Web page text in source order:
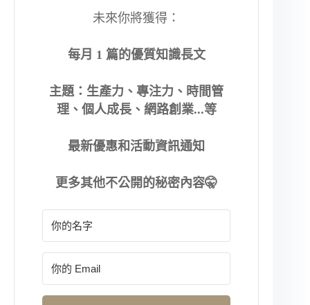
未來你將獲得：
每月 1 篇的優質知識長文
主題：生產力、專注力、時間管
理、個人成長、網路創業...等
最新優惠和活動資訊通知
更多其他不公開的秘密內容🤫